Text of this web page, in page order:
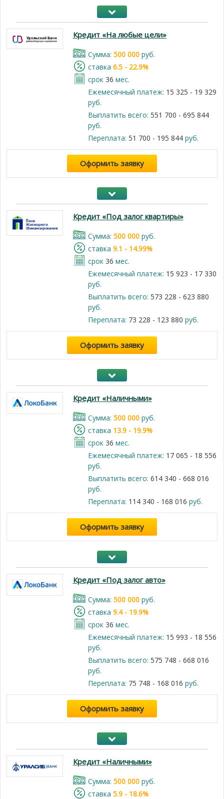
Кредит «На любые цели»
Cумма: 500 000руб.
cтавка 6.5 - 22.9%
срок 36 мес.
Ежемесячный платеж: 15 325 - 19 329
руб.
Выплатить всего: 551 700 - 695 844
руб.
Переплата: 51 700 - 195 844руб.
Оформить заявку
Кредит «Под залог квартиры»
Cумма: 500 000руб.
cтавка 9.1 - 14.99%
срок 36 мес.
Ежемесячный платеж: 15 923 - 17 330
руб.
Выплатить всего: 573 228 - 623 880
руб.
Переплата: 73 228 - 123 880 руб.
Оформить заявку
Кредит «Наличными»
Cумма: 500 000руб.
cтавка 13.9 - 19.9%
срок 36 мес.
Ежемесячный платеж: 17 065 - 18 556
руб.
Выплатить всего: 614 340 - 668 016
руб.
Переплата: 114 340 - 168 016 руб.
Оформить заявку
Кредит «Под залог авто»
Cумма: 500 000руб.
cтавка 9.4 - 19.9%
срок 36 мес.
Ежемесячный платеж: 15 993 - 18 556
руб.
Выплатить всего: 575 748 - 668 016
руб.
Переплата: 75 748 - 168 016 руб.
Оформить заявку
Кредит «Наличными»
Cумма: 500 000руб.
cтавка 5.9 - 18.6%